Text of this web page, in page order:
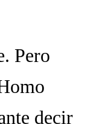
Pero
decir